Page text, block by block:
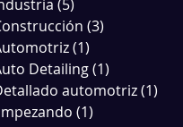
(5)
(3)
(1)
Detailing(1)
automotriz(1)
(1)